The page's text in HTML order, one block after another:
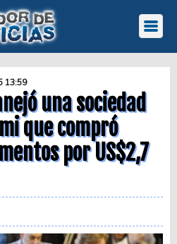
13:59
una sociedad
que compró
por US$2,7